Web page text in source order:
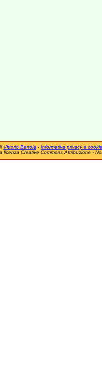
Vittorio Bertola - Informativa privacy e cookie
licenza Creative Commons Attribuzione -